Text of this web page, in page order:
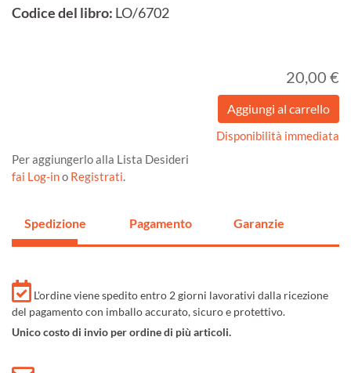
Codice del libro: LO/6702
20,00 €
Disponibilità immediata
Per aggiungerlo alla Lista Desideri
fai Log-ino Registrati.
Spedizione Pagamento Garanzie
L'ordine viene spedito entro 2 giorni lavorativi dalla ricezione
del pagamento con imballo accurato, sicuro e protettivo.
Unico costo di invio per ordine di più articoli.